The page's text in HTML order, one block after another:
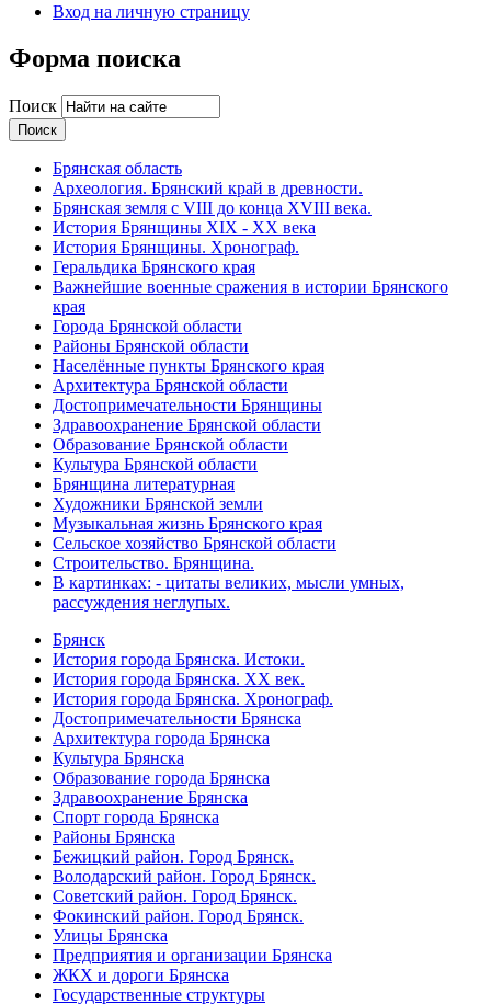
Вход на личную страницу
Форма поиска
Поиск
Брянская область
Археология. Брянский край в древности.
Брянская земля с VIII до конца XVIII века.
История Брянщины XIX - XX века
История Брянщины. Хронограф.
Геральдика Брянского края
Важнейшие военные сражения в истории Брянского
края
Города Брянской области
Районы Брянской области
Населённые пункты Брянского края
Архитектура Брянской области
Достопримечательности Брянщины
Здравоохранение Брянской области
Образование Брянской области
Культура Брянской области
Брянщина литературная
Художники Брянской земли
Музыкальная жизнь Брянского края
Сельское хозяйство Брянской области
Строительство. Брянщина.
В картинках: - цитаты великих, мысли умных,
рассуждения неглупых.
Брянск
История города Брянска. Истоки.
История города Брянска. XX век.
История города Брянска. Хронограф.
Достопримечательности Брянска
Архитектура города Брянска
Культура Брянска
Образование города Брянска
Здравоохранение Брянска
Спорт города Брянска
Районы Брянска
Бежицкий район. Город Брянск.
Володарский район. Город Брянск.
Советский район. Город Брянск.
Фокинский район. Город Брянск.
Улицы Брянска
Предприятия и организации Брянска
ЖКХ и дороги Брянска
Государственные структуры